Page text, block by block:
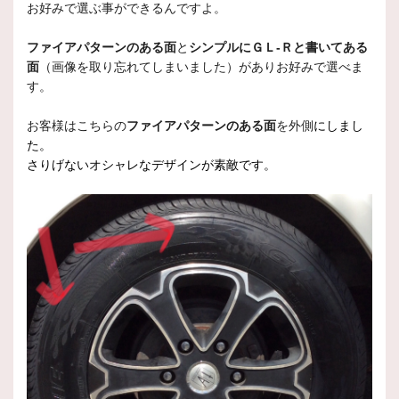
お好みで選ぶ事ができるんですよ。
ファイアパターンのある面と シンプルにＧＬ-Ｒと書いてある
面 （画像を取り忘れてしまいました）がありお好みで選べま
す。
お客様はこちらのファイアパターンのある面を外側にしまし
た。
さりげないオシャレなデザインが素敵です。